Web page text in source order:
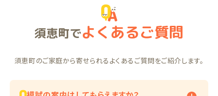
須恵町でよくあるご質問
須恵町のご家庭から寄せられるよくあるご質問をご紹介します。